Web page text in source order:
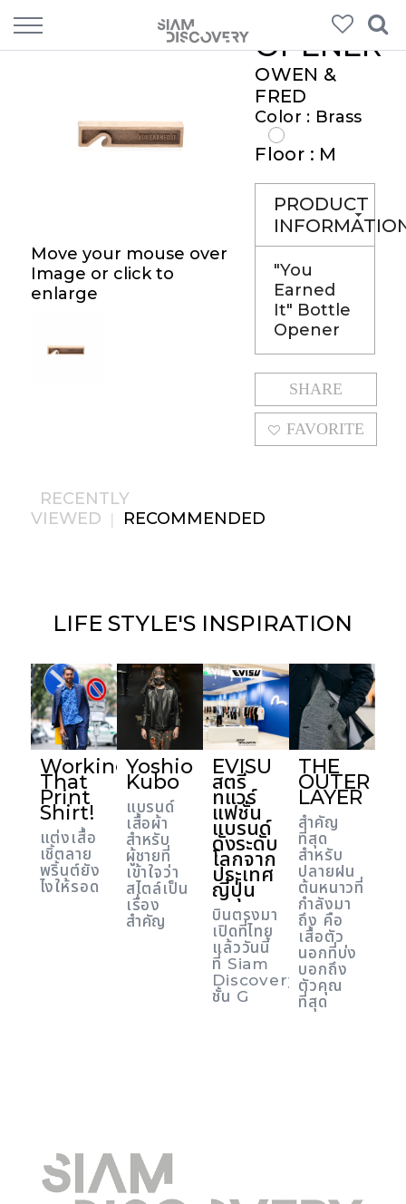
Move your mouse over
Image or click to
enlarge
OPENER
OWEN &
FRED
Color : Brass
Floor : M
PRODUCT
"You
Earned
It" Bottle
Opener
SHARE
FAVORITE
RECENTLY
VIEWED | RECOMMENDED
LIFE STYLE'S INSPIRATION
Working
That
Print
Shirt!
แต่งเสื้อ
เชิ้ตลาย
พริ้นต์ยัง
ไงให้รอด
Yoshio
Kubo
แบรนด์
เสื้อผ้า
สำหรับ
ผู้ชายที่
เข้าใจว่า
สไตล์เป็น
เรื่อง
สำคัญ
EVISU
สตรี
ทแวร์
แฟชั่น
แบรนด์
ดังระดับ
โลกจาก
ประเทศ
ญี่ปุ่น
บินตรงมา
เปิดที่ไทย
แล้ววันนี้
ที่ Siam
Discovery
ชั้น G
THE
OUTER
LAYER
สำคัญ
ที่สุด
สำหรับ
ปลายฝน
ต้นหนาวที่
กำลังมา
ถึง คือ
เสื้อตัว
นอกที่บ่ง
บอกถึง
ตัวคุณ
ที่สุด